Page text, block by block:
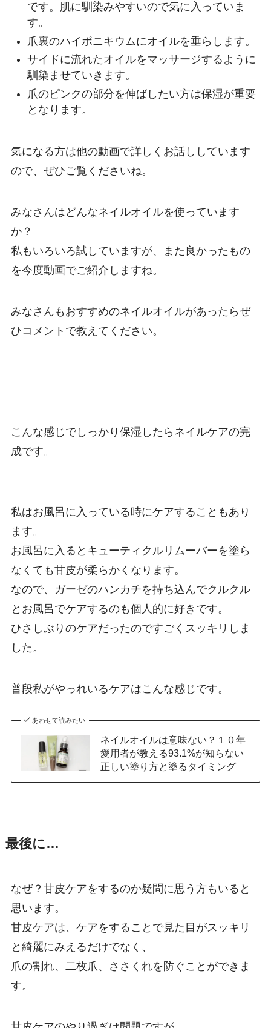
です。肌に馴染みやすいので気に入っていま
す。
爪裏のハイポニキウムにオイルを垂らします。
サイドに流れたオイルをマッサージするように
馴染ませていきます。
爪のピンクの部分を伸ばしたい方は保湿が重要
となります。
気になる方は他の動画で詳しくお話ししています
ので、ぜひご覧くださいね。
みなさんはどんなネイルオイルを使っています
か？
私もいろいろ試していますが、また良かったもの
を今度動画でご紹介しますね。
みなさんもおすすめのネイルオイルがあったらぜ
ひコメントで教えてください。
こんな感じでしっかり保湿したらネイルケアの完
成です。
私はお風呂に入っている時にケアすることもあり
ます。
お風呂に入るとキューティクルリムーバーを塗ら
なくても甘皮が柔らかくなります。
なので、ガーゼのハンカチを持ち込んでクルクル
とお風呂でケアするのも個人的に好きです。
ひさしぶりのケアだったのですごくスッキリしま
した。
普段私がやっれいるケアはこんな感じです。
あわせて読みたい
ネイルオイルは意味ない？１０年
愛用者が教える93.1%が知らない
正しい塗り方と塗るタイミング
最後に…
なぜ？甘皮ケアをするのか疑問に思う方もいると
思います。
甘皮ケアは、ケアをすることで見た目がスッキリ
と綺麗にみえるだけでなく、
爪の割れ、二枚爪、ささくれを防ぐ ことができま
す。